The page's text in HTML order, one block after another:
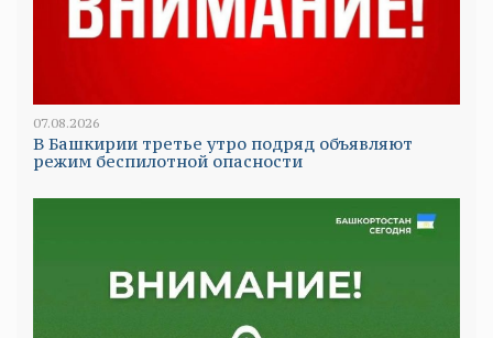
07.08.2026
В Башкирии третье утро подряд объявляют
режим беспилотной опасности